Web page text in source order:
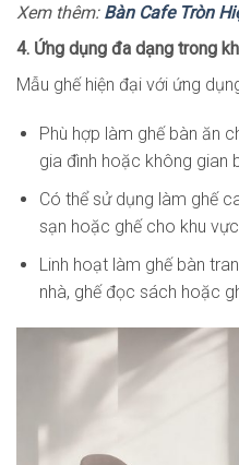
Xem thêm: Bàn Cafe Tròn
4. Ứng dụng đa dạng trong
Mẫu ghế hiện đại với ứng
Phù hợp làm ghế bàn ăn
gia đình hoặc không gian
Có thể sử dụng làm ghế
sạn hoặc ghế cho khu
Linh hoạt làm ghế bàn
nhà, ghế đọc sách hoặc